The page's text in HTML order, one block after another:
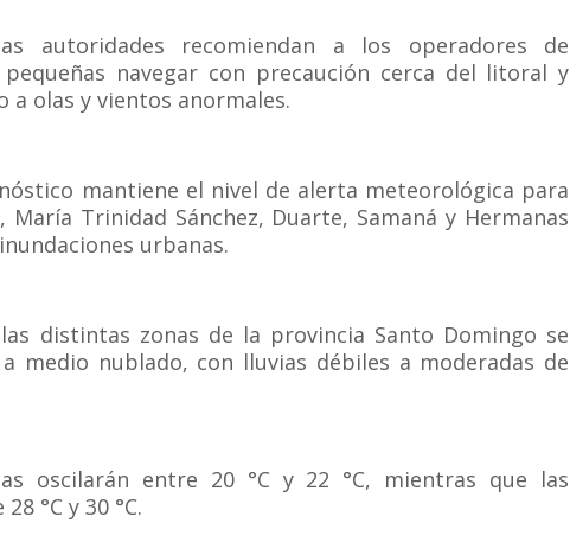
autoridades recomiendan a los operadores de
navegar con precaución cerca del litoral y
olas y vientos anormales.
mantiene el nivel de alerta meteorológica para
Trinidad Sánchez, Duarte, Samaná y Hermanas
urbanas.
distintas zonas de la provincia Santo Domingo se
medio nublado, con lluvias débiles a moderadas de
oscilarán entre 20 °C y 22 °C, mientras que las
°C y 30 °C.